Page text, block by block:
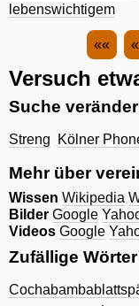
lebenswichtigem
«« «
Versuch
Suche
Streng Kölner
Mehr über
Wissen Wikipedia
Bilder Google
Videos Google
Zufällige Wörter